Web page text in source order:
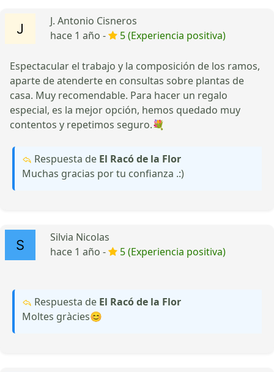
J. Antonio Cisneros
hace 1 año -
5 (Experiencia positiva)
Espectacular el trabajo y la composición de los ramos,
aparte de atenderte en consultas sobre plantas de
casa. Muy recomendable. Para hacer un regalo
especial, es la mejor opción, hemos quedado muy
contentos y repetimos seguro.💐
Respuesta de El Racó de la Flor
Muchas gracias por tu confianza .:)
Silvia Nicolas
hace 1 año -
5 (Experiencia positiva)
Respuesta de El Racó de la Flor
Moltes gràcies😊